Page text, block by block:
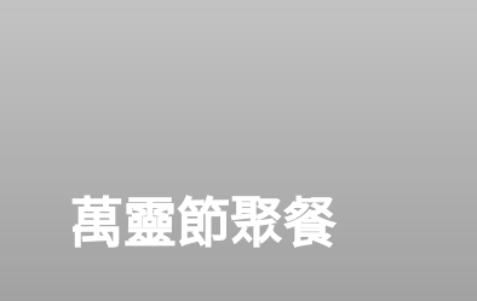
萬靈節聚餐